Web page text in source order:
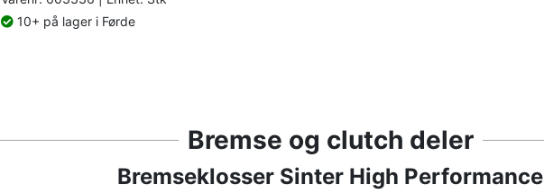
10+ på lager i Førde
Bremse og clutch deler
Bremseklosser Sinter High Performance